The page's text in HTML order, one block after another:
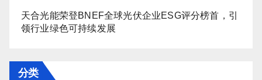
天合光能荣登BNEF全球光伏企业ESG评分榜首，引
领行业绿色可持续发展
分类